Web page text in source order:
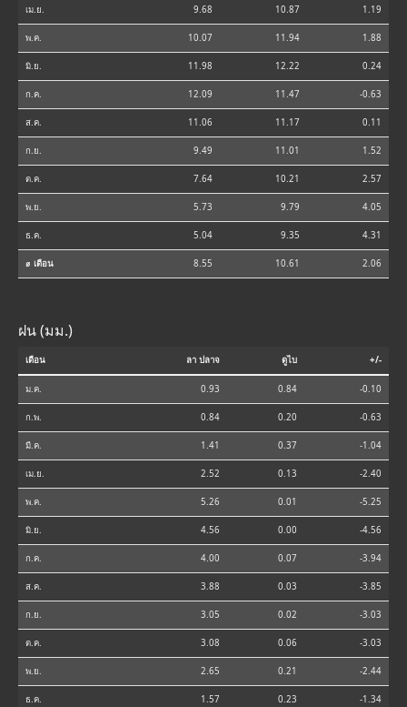
เม.ย. 9.68 10.87 1.19
พ.ค. 10.07 11.94 1.88
มิ.ย. 11.98 12.22 0.24
ก.ค. 12.09 11.47 -0.63
ส.ค. 11.06 11.17 0.11
ก.ย. 9.49 11.01 1.52
ต.ค. 7.64 10.21 2.57
พ.ย. 5.73 9.79 4.05
ธ.ค. 5.04 9.35 4.31
⌀ เดือน 8.55 10.61 2.06
ฝน (มม.)
เดือน ลา ปลาจ ดูไบ +/-
ม.ค. 0.93 0.84 -0.10
ก.พ. 0.84 0.20 -0.63
มี.ค. 1.41 0.37 -1.04
เม.ย. 2.52 0.13 -2.40
พ.ค. 5.26 0.01 -5.25
มิ.ย. 4.56 0.00 -4.56
ก.ค. 4.00 0.07 -3.94
ส.ค. 3.88 0.03 -3.85
ก.ย. 3.05 0.02 -3.03
ต.ค. 3.08 0.06 -3.03
พ.ย. 2.65 0.21 -2.44
ธ.ค. 1.57 0.23 -1.34